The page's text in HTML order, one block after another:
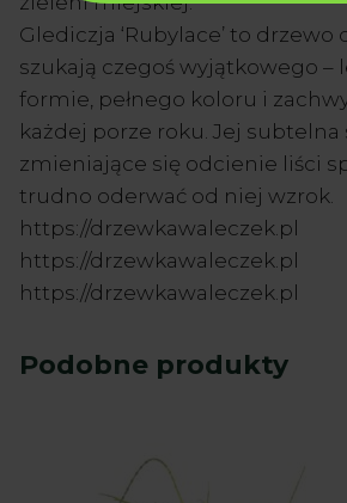
Glediczja ‘Rubylace’ to drzewo
szukają czegoś wyjątkowego –
formie, pełnego koloru i
każdej porze roku. Jej subtelna
zmieniające się odcienie liści
trudno oderwać od niej wzrok.
https://drzewkawaleczek.pl
https://drzewkawaleczek.pl
https://drzewkawaleczek.pl
Podobne produkty